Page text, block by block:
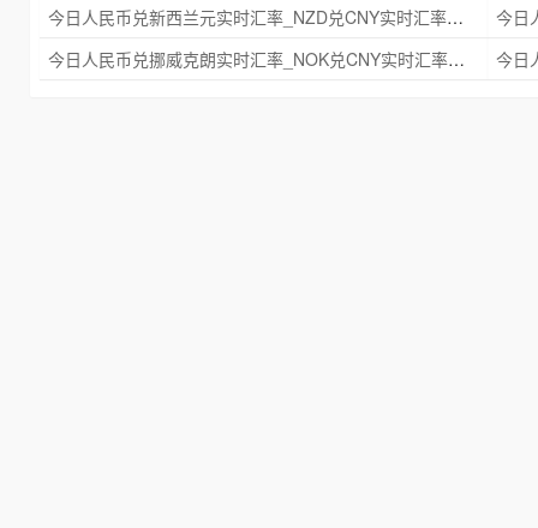
今日人民币兑新西兰元实时汇率_NZD兑CNY实时汇率查询 2025年09月21日
今日人民币兑挪威克朗实时汇率_NOK兑CNY实时汇率查询 2025年09月21日